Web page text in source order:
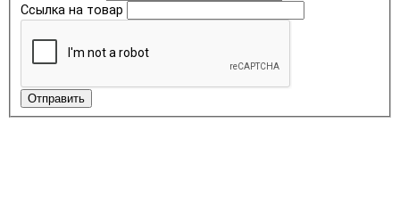
Ссылка на товар
Отправить